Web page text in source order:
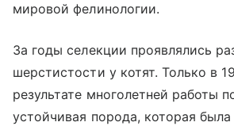
мировой фелинологии.
За годы селекции проявлялись
шерстистости у котят. Только в
результате многолетней работы
устойчивая порода, которая была